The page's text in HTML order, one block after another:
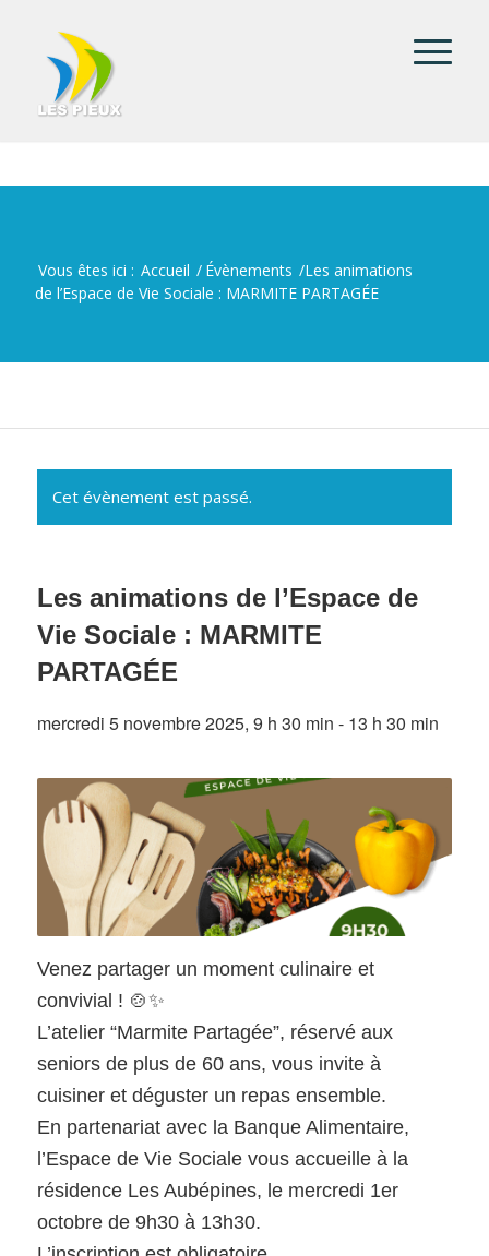
Vous êtes ici : Accueil / Évènements /Les animations
de l’Espace de Vie Sociale : MARMITE PARTAGÉE
Cet évènement est passé.
Les animations de l’Espace de
Vie Sociale : MARMITE
PARTAGÉE
mercredi 5 novembre 2025, 9 h 30 min - 13 h 30 min
Venez partager un moment culinaire et
convivial ! 🍲✨
L’atelier “Marmite Partagée”, réservé aux
seniors de plus de 60 ans, vous invite à
cuisiner et déguster un repas ensemble.
En partenariat avec la Banque Alimentaire,
l’Espace de Vie Sociale vous accueille à la
résidence Les Aubépines, le mercredi 1er
octobre de 9h30 à 13h30.